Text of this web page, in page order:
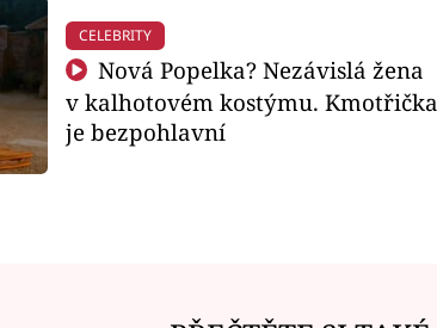
CELEBRITY
Nová Popelka? Nezávislá žena
v kalhotovém kostýmu. Kmotřička
je bezpohlavní